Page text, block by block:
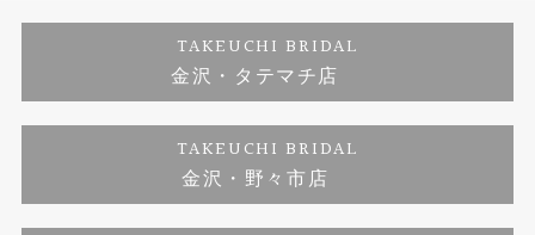
婚約ネックレス
ダイヤモンド
ジュエリーリフォーム
プロポーズサポート
ブランドリスト
福井指輪工房｜手作りペアリング
お客様の声
プライバシーポリシー
TAKEUCHI BRIDAL
金沢・タテマチ店
TAKEUCHI BRIDAL
金沢・野々市店